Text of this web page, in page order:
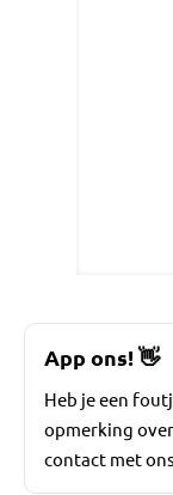
App ons!👋
Heb je een
opmerking
contact met